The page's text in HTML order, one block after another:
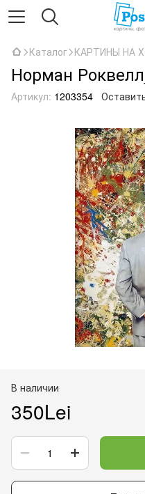
Каталог КАРТИНЫ НА
Норман
Артикул: 1203354
В наличии
350Lei